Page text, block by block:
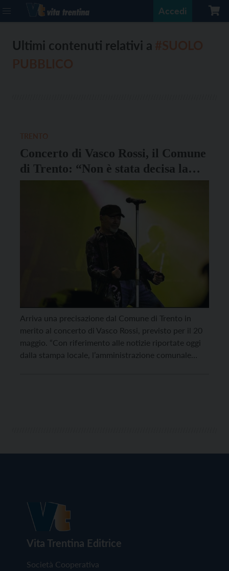
Accedi
Ultimi contenuti relativi a
Concerto di Vasco Rossi, il Comune
di Trento: “Non è stata decisa la
sospensione delle concessioni del
Arriva una precisazione dal Comune di Trento in
merito al concerto di Vasco Rossi, previsto per il 20
maggio. “Con riferimento alle notizie riportate oggi
dalla stampa locale, l’amministrazione comunale
Vita Trentina Editrice
Società Cooperativa